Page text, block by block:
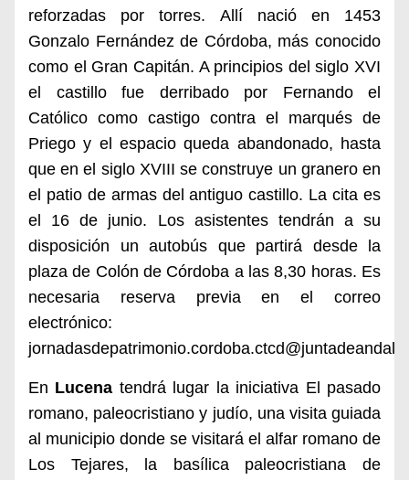
reforzadas por torres. Allí nació en 1453
Gonzalo Fernández de Córdoba, más conocido
como el Gran Capitán. A principios del siglo XVI
el castillo fue derribado por Fernando el
Católico como castigo contra el marqués de
Priego y el espacio queda abandonado, hasta
que en el siglo XVIII se construye un granero en
el patio de armas del antiguo castillo. La cita es
el 16 de junio. Los asistentes tendrán a su
disposición un autobús que partirá desde la
plaza de Colón de Córdoba a las 8,30 horas. Es
necesaria reserva previa en el correo
electrónico:
En Lucena tendrá lugar la iniciativa El pasado
romano, paleocristiano y judío, una visita guiada
al municipio donde se visitará el alfar romano de
Los Tejares, la basílica paleocristiana de